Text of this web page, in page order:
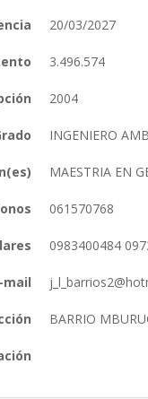
20/03/2027
3.496.574
2004
INGENIERO
MAESTRIA EN
061570768
0983400484
mail
BARRIO